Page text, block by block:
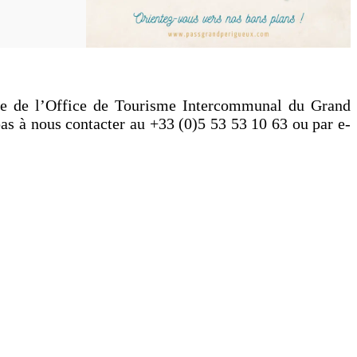
de l’Office de Tourisme Intercommunal du Grand
à nous contacter au +33 (0)5 53 53 10 63 ou par e-